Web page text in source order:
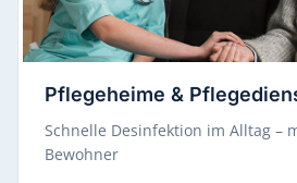
Pflegeheime &
Schnelle Desinfektion im Alltag –
Bewohner